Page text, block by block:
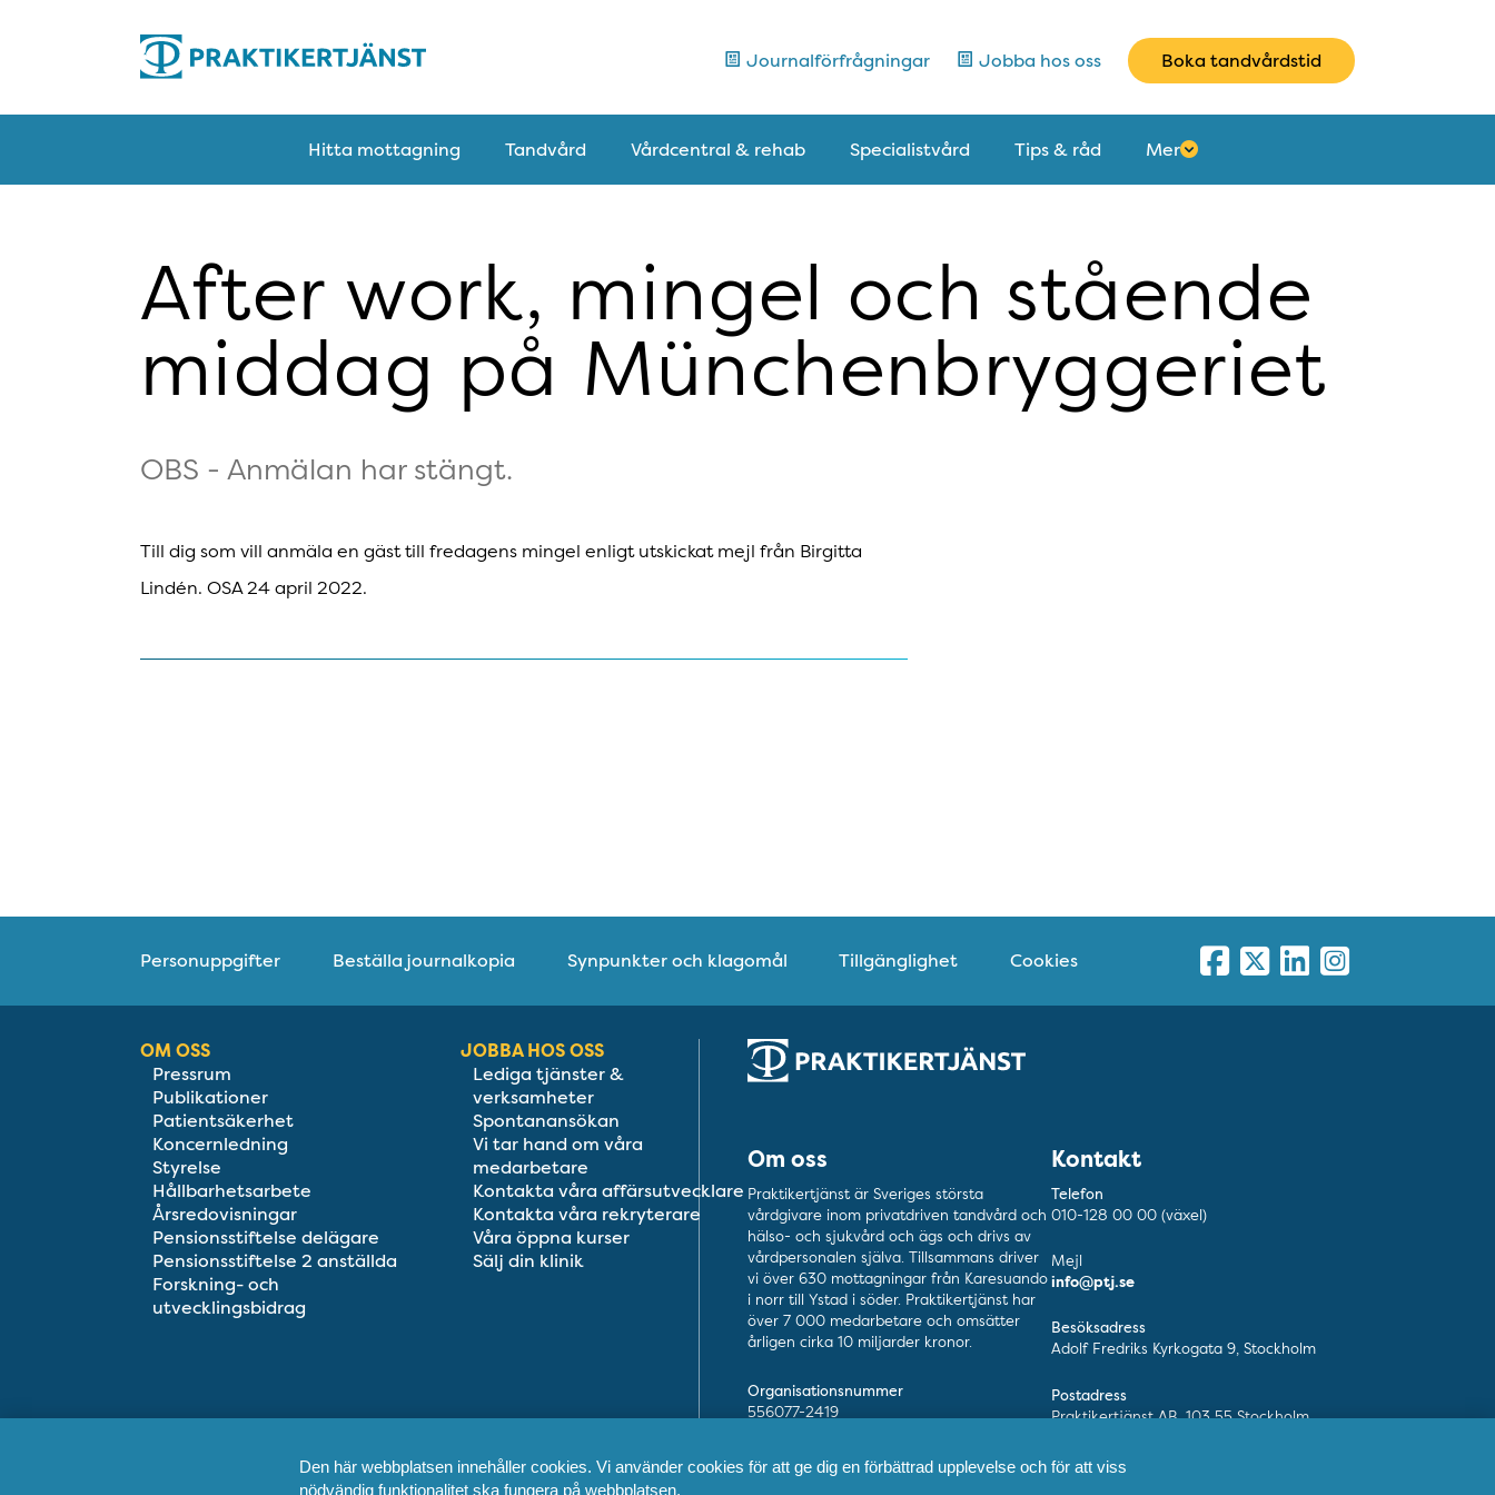
Den här webbplatsen innehåller cookies. Vi använder cookies för att ge dig en förbättrad upplevelse och för att viss
nödvändig funktionalitet ska fungera på webbplatsen.
Journalförfrågningar Jobba hos oss Boka tandvårdstid
Hitta mottagning Tandvård Vårdcentral & rehab Specialistvård Tips & råd Mer
After work, mingel och stående
middag på Münchenbryggeriet
OBS - Anmälan har stängt.
Till dig som vill anmäla en gäst till fredagens mingel enligt utskickat mejl från Birgitta
Lindén. OSA 24 april 2022.
Personuppgifter Beställa journalkopia Synpunkter och klagomål Tillgänglighet Cookies
OM OSS
Pressrum
Publikationer
Patientsäkerhet
Koncernledning
Styrelse
Hållbarhetsarbete
Årsredovisningar
Pensionsstiftelse delägare
Pensionsstiftelse 2 anställda
Forskning- och
utvecklingsbidrag
JOBBA HOS OSS
Lediga tjänster &
verksamheter
Spontanansökan
Vi tar hand om våra
medarbetare
Kontakta våra affärsutvecklare
Kontakta våra rekryterare
Våra öppna kurser
Sälj din klinik
Om oss
Praktikertjänst är Sveriges största
vårdgivare inom privatdriven tandvård och
hälso- och sjukvård och ägs och drivs av
vårdpersonalen själva. Tillsammans driver
vi över 630 mottagningar från Karesuando
i norr till Ystad i söder. Praktikertjänst har
över 7 000 medarbetare och omsätter
årligen cirka 10 miljarder kronor.
Organisationsnummer
556077-2419
Kontakt
Telefon
010-128 00 00 (växel)
Mejl
info@ptj.se
Besöksadress
Adolf Fredriks Kyrkogata 9, Stockholm
Postadress
Praktikertjänst AB, 103 55 Stockholm
Fler kontaktuppgifter